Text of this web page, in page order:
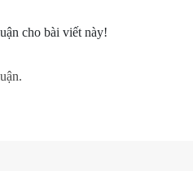
cho bài viết này!